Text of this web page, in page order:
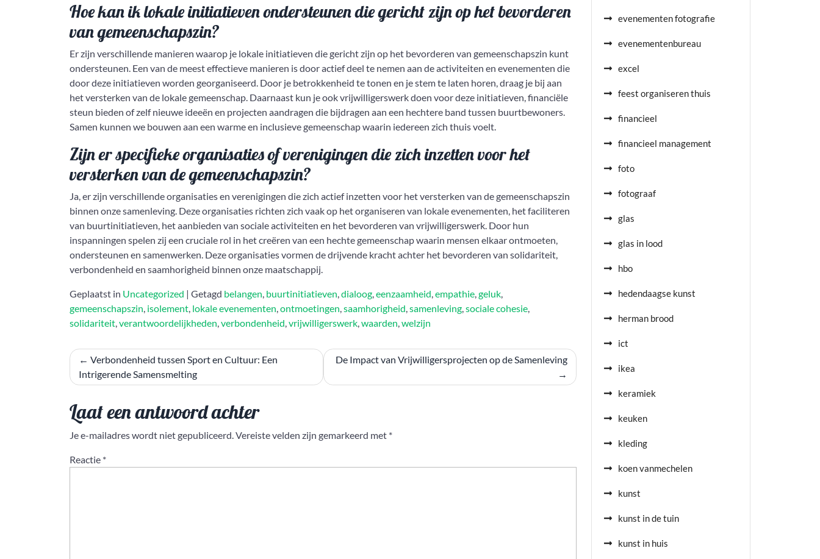
Hoe kan ik lokale initiatieven ondersteunen die gericht zijn op het bevorderen
van gemeenschapszin?
Er zijn verschillende manieren waarop je lokale initiatieven die gericht zijn op het bevorderen van gemeenschapszin kunt
ondersteunen. Een van de meest effectieve manieren is door actief deel te nemen aan de activiteiten en evenementen die
door deze initiatieven worden georganiseerd. Door je betrokkenheid te tonen en je stem te laten horen, draag je bij aan
het versterken van de lokale gemeenschap. Daarnaast kun je ook vrijwilligerswerk doen voor deze initiatieven, financiële
steun bieden of zelf nieuwe ideeën en projecten aandragen die bijdragen aan een hechtere band tussen buurtbewoners.
Samen kunnen we bouwen aan een warme en inclusieve gemeenschap waarin iedereen zich thuis voelt.
Zijn er specifieke organisaties of verenigingen die zich inzetten voor het
versterken van de gemeenschapszin?
Ja, er zijn verschillende organisaties en verenigingen die zich actief inzetten voor het versterken van de gemeenschapszin
binnen onze samenleving. Deze organisaties richten zich vaak op het organiseren van lokale evenementen, het faciliteren
van buurtinitiatieven, het aanbieden van sociale activiteiten en het bevorderen van vrijwilligerswerk. Door hun
inspanningen spelen zij een cruciale rol in het creëren van een hechte gemeenschap waarin mensen elkaar ontmoeten,
ondersteunen en samenwerken. Deze organisaties vormen de drijvende kracht achter het bevorderen van solidariteit,
verbondenheid en saamhorigheid binnen onze maatschappij.
Geplaatst in Uncategorized | Getagd belangen, buurtinitiatieven,dialoog,eenzaamheid,empathie,geluk,
gemeenschapszin, isolement, lokale evenementen,ontmoetingen,saamhorigheid,samenleving,sociale cohesie,
solidariteit,verantwoordelijkheden,verbondenheid,vrijwilligerswerk,waarden,welzijn
Bericht
navigatie
Verbondenheid tussen Sport en Cultuur: Een
Intrigerende Samensmelting
De Impact van Vrijwilligersprojecten op de Samenleving
Laat een antwoord achter
Je e-mailadres wordt niet gepubliceerd.Vereiste velden zijn gemarkeerd met *
Reactie *
evenementen fotografie
evenementenbureau
excel
feest organiseren thuis
financieel
financieel management
foto
fotograaf
glas
glas in lood
hbo
hedendaagse kunst
herman brood
ict
ikea
keramiek
keuken
kleding
koen vanmechelen
kunst
kunst in de tuin
kunst in huis